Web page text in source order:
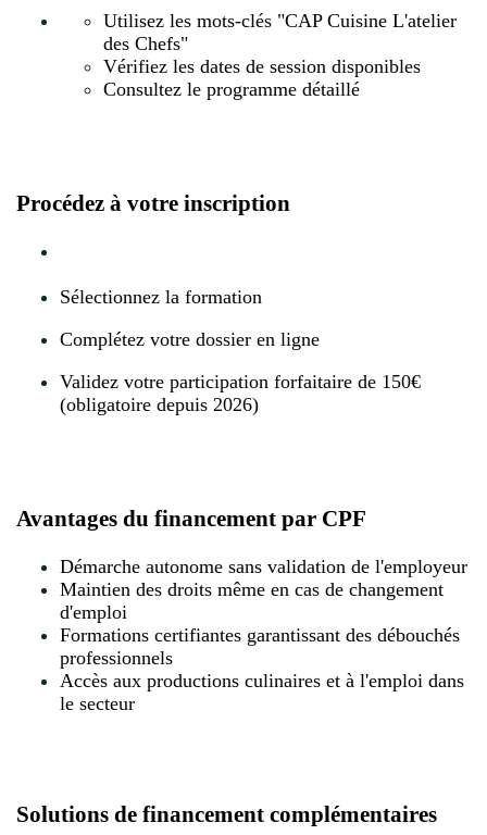
Utilisez les mots-clés "CAP Cuisine L'atelier
des Chefs"
Vérifiez les dates de session disponibles
Consultez le programme détaillé
Procédez à votre inscription
Sélectionnez la formation
Complétez votre dossier en ligne
Validez votre participation forfaitaire de 150€
(obligatoire depuis 2026)
Avantages du financement par CPF
Démarche autonome sans validation de l'employeur
Maintien des droits même en cas de changement
d'emploi
Formations certifiantes garantissant des débouchés
professionnels
Accès aux productions culinaires et à l'emploi dans
le secteur
Solutions de financement complémentaires